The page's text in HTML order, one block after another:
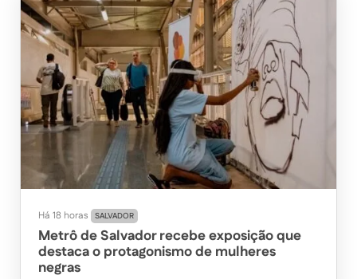
Há 18 horas SALVADOR
Metrô de Salvador recebe exposição que
destaca o protagonismo de mulheres
negras